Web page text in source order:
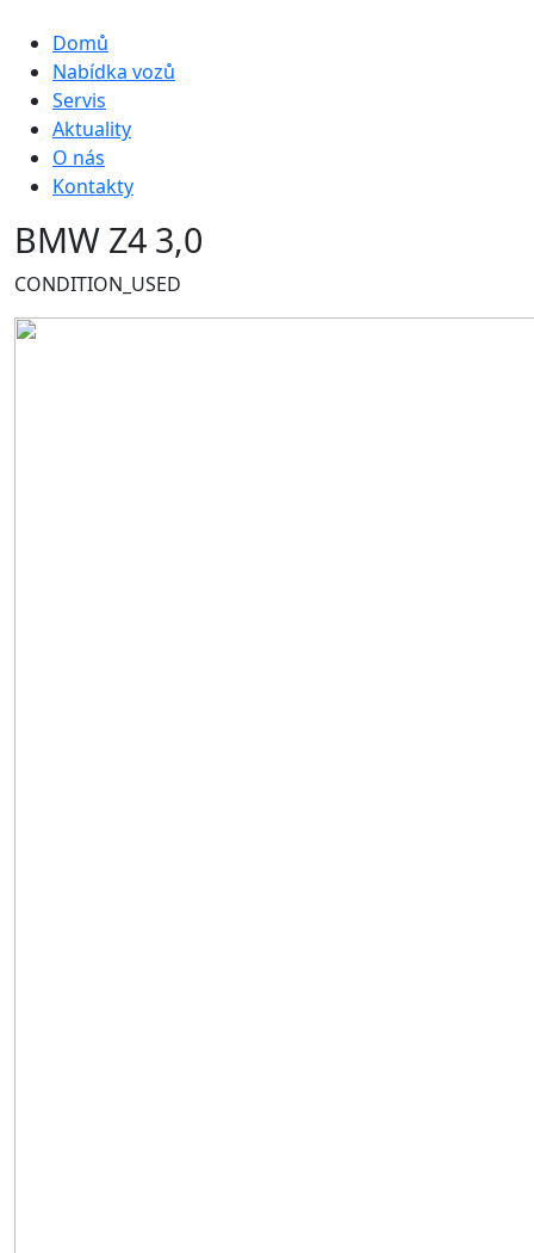
Hlavní navigace
Domů
Nabídka vozů
Servis
Aktuality
O nás
Kontakty
BMW Z4 3,0
CONDITION_USED
Obrázek